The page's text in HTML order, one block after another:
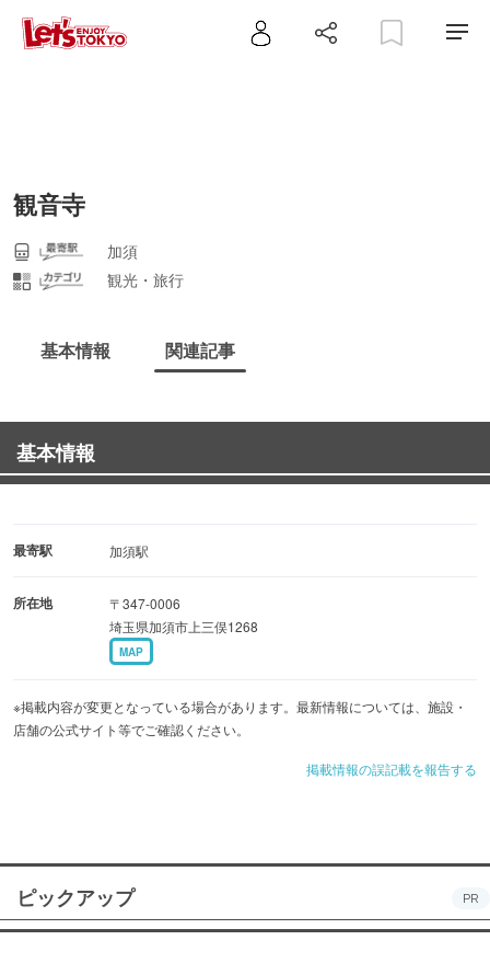
観音寺
加須
観光・旅行
基本情報 関連記事
基本情報
最寄駅 加須駅
所在地
〒347-0006
埼玉県加須市上三俣1268
MAP
※掲載内容が変更となっている場合があります。最新情報については、施設・
店舗の公式サイト等でご確認ください。
掲載情報の誤記載を報告する
ピックアップ PR